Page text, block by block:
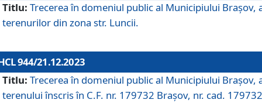
Titlu: Trecerea în domeniul public al Municipiului Braşov,
terenurilor din zona str. Luncii.
944/21.12.2023
Titlu: Trecerea în domeniul public al Municipiului Braşov,
terenului înscris în C.F. nr. 179732 Brașov, nr. cad.